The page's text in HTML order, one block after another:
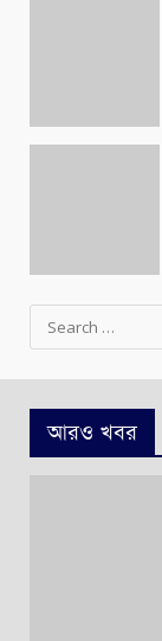
Search
for:
আরও খবর